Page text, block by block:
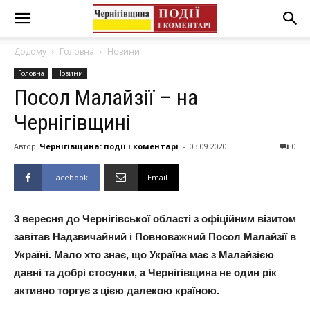
Додому Головна Новини
Головна Новини
Посол Малайзії – на
Чернігівщині
Автор Чернігівщина: події і коментарі - 03.09.2020 0
Facebook Email
3 вересня до Чернігівської області з офіційним візитом
завітав Надзвичайний і Повноважний Посол Малайзії в
Україні. Мало хто знає, що Україна має з Малайзією
давні та добрі стосунки, а Чернігівщина не один рік
активно торгує з цією далекою країною.